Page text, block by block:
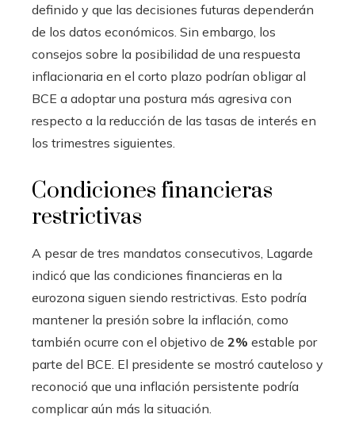
definido y que las decisiones futuras dependerán
de los datos económicos. Sin embargo, los
consejos sobre la posibilidad de una respuesta
inflacionaria en el corto plazo podrían obligar al
BCE a adoptar una postura más agresiva con
respecto a la reducción de las tasas de interés en
los trimestres siguientes.
Condiciones financieras
restrictivas
A pesar de tres mandatos consecutivos, Lagarde
indicó que las condiciones financieras en la
eurozona siguen siendo restrictivas. Esto podría
mantener la presión sobre la inflación, como
también ocurre con el objetivo de 2% estable por
parte del BCE. El presidente se mostró cauteloso y
reconoció que una inflación persistente podría
complicar aún más la situación.